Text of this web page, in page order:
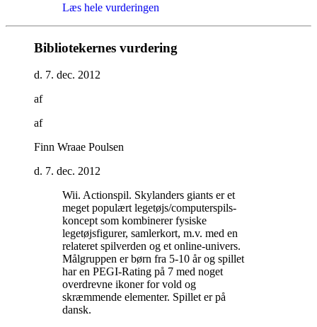
Læs hele vurderingen
Bibliotekernes vurdering
d. 7. dec. 2012
af
af
Finn Wraae Poulsen
d. 7. dec. 2012
Wii. Actionspil. Skylanders giants er et
meget populært legetøjs/computerspils-
koncept som kombinerer fysiske
legetøjsfigurer, samlerkort, m.v. med en
relateret spilverden og et online-univers.
Målgruppen er børn fra 5-10 år og spillet
har en PEGI-Rating på 7 med noget
overdrevne ikoner for vold og
skræmmende elementer. Spillet er på
dansk.